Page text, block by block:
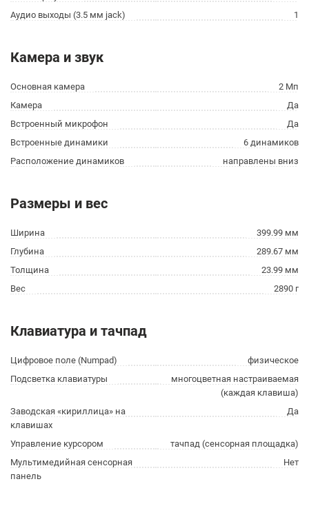
Аудио выходы (3.5 мм jack)
1
Камера и звук
Основная камера
2 Мп
Камера
Да
Встроенный микрофон
Да
Встроенные динамики
6 динамиков
Расположение динамиков
направлены вниз
Размеры и вес
Ширина
399.99 мм
Глубина
289.67 мм
Толщина
23.99 мм
Вес
2890 г
Клавиатура и тачпад
Цифровое поле (Numpad)
физическое
Подсветка клавиатуры
многоцветная настраиваемая
(каждая клавиша)
Заводская «кириллица» на
клавишах
Да
Управление курсором
тачпад (сенсорная площадка)
Мультимедийная сенсорная
панель
Нет